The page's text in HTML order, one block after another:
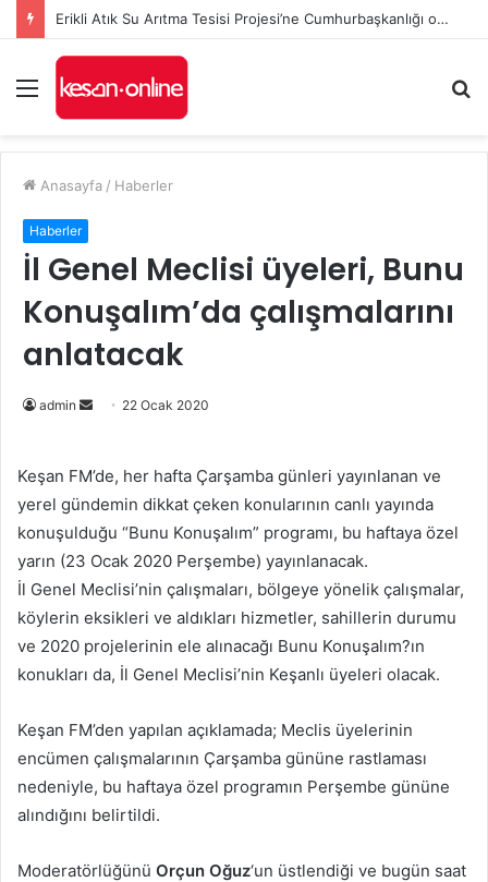
Erikli Atık Su Arıtma Tesisi Projesi’ne Cumhurbaşkanlığı onayı
Menü
...
Anasayfa / Haberler
Haberler
İl Genel Meclisi üyeleri, Bunu
Konuşalım’da çalışmalarını
anlatacak
admin
Bir
göndermek
22 Ocak 2020
Keşan FM’de, her hafta Çarşamba günleri yayınlanan ve
yerel gündemin dikkat çeken konularının canlı yayında
konuşulduğu “Bunu Konuşalım” programı, bu haftaya özel
yarın (23 Ocak 2020 Perşembe) yayınlanacak.
İl Genel Meclisi’nin çalışmaları, bölgeye yönelik çalışmalar,
köylerin eksikleri ve aldıkları hizmetler, sahillerin durumu
ve 2020 projelerinin ele alınacağı Bunu Konuşalım?ın
konukları da, İl Genel Meclisi’nin Keşanlı üyeleri olacak.
Keşan FM’den yapılan açıklamada; Meclis üyelerinin
encümen çalışmalarının Çarşamba gününe rastlaması
nedeniyle, bu haftaya özel programın Perşembe gününe
alındığını belirtildi.
Moderatörlüğünü Orçun Oğuz‘un üstlendiği ve bugün saat